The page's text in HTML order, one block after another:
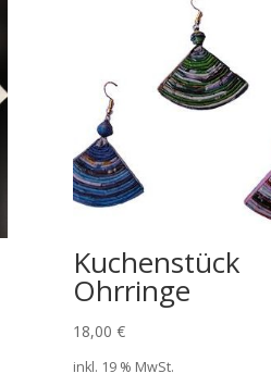
Kuchenstück
Ohrringe
18,00 €
inkl. 19 % MwSt.